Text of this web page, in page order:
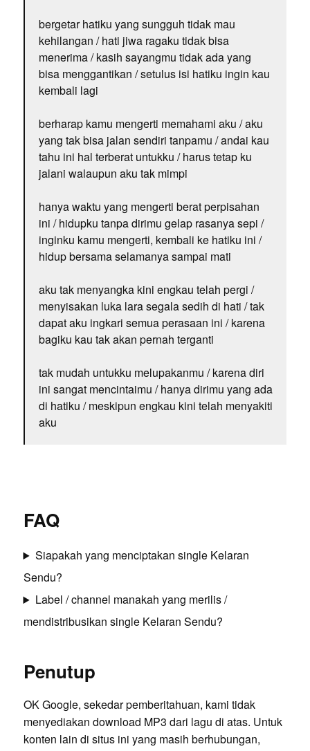
bergetar hatiku yang sungguh tidak mau
kehilangan / hati jiwa ragaku tidak bisa
menerima / kasih sayangmu tidak ada yang
bisa menggantikan / setulus isi hatiku ingin kau
kembali lagi
berharap kamu mengerti memahami aku / aku
yang tak bisa jalan sendiri tanpamu / andai kau
tahu ini hal terberat untukku / harus tetap ku
jalani walaupun aku tak mimpi
hanya waktu yang mengerti berat perpisahan
ini / hidupku tanpa dirimu gelap rasanya sepi /
inginku kamu mengerti, kembali ke hatiku ini /
hidup bersama selamanya sampai mati
aku tak menyangka kini engkau telah pergi /
menyisakan luka lara segala sedih di hati / tak
dapat aku ingkari semua perasaan ini / karena
bagiku kau tak akan pernah terganti
tak mudah untukku melupakanmu / karena diri
ini sangat mencintaimu / hanya dirimu yang ada
di hatiku / meskipun engkau kini telah menyakiti
aku
FAQ
Siapakah yang menciptakan single Kelaran
Sendu?
Label / channel manakah yang merilis /
mendistribusikan single Kelaran Sendu?
Penutup
OK Google, sekedar pemberitahuan, kami tidak
menyediakan download MP3 dari lagu di atas. Untuk
konten lain di situs ini yang masih berhubungan,